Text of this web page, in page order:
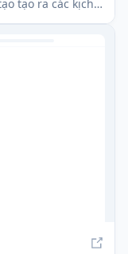
tạo ra các kịch
ưu hóa nội dung